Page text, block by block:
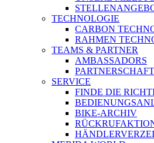
TECHNOLOGIE
CARBON
RAHMEN
TEAMS & PARTNER
AMBASSADORS
SERVICE
FINDE DIE
BIKE-ARCHIV